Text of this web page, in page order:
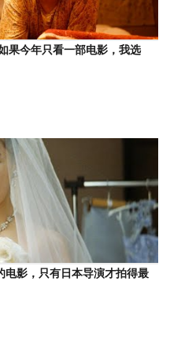
果今年只看一部电影，我选
电影，只有日本导演才拍得最